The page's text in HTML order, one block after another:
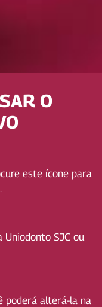
O
este ícone para
Uniodonto SJC ou
poderá alterá-la na